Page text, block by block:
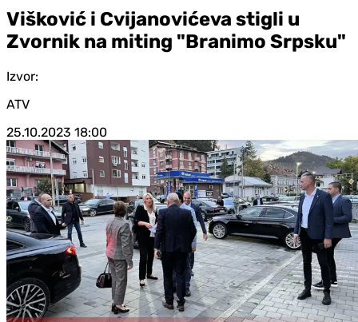
Višković i Cvijanovićeva stigli u
Zvornik na miting "Branimo Srpsku"
Izvor:
ATV
25.10.2023 18:00